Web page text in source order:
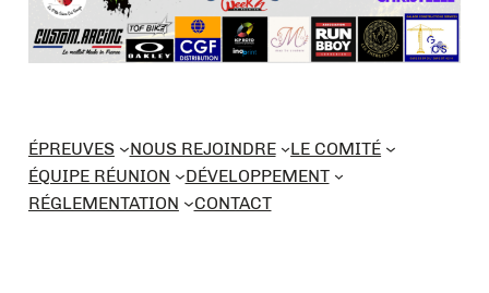
ÉPREUVES NOUS REJOINDRE
LE COMITÉ
ÉQUIPE RÉUNION
DÉVELOPPEMENT
RÉGLEMENTATION
CONTACT